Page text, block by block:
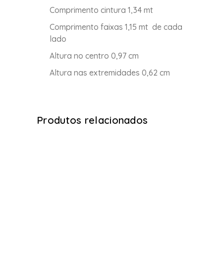
Comprimento cintura 1,34 mt
Comprimento faixas 1,15 mt de cada
lado
Altura no centro 0,97 cm
Altura nas extremidades 0,62 cm
Produtos relacionados